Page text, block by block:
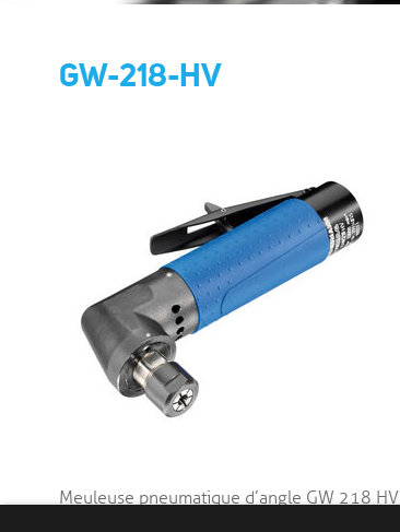
GW-218-HV
Meuleuse pneumatique d’angle GW 218